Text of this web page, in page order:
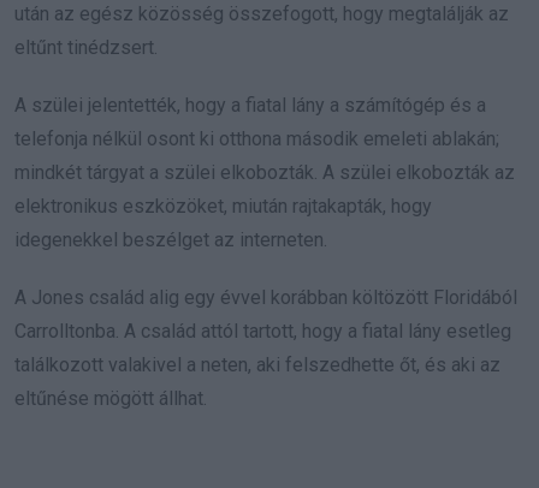
után az egész közösség összefogott, hogy megtalálják az
eltűnt tinédzsert.
A szülei jelentették, hogy a fiatal lány a számítógép és a
telefonja nélkül osont ki otthona második emeleti ablakán;
mindkét tárgyat a szülei elkobozták. A szülei elkobozták az
elektronikus eszközöket, miután rajtakapták, hogy
idegenekkel beszélget az interneten.
A Jones család alig egy évvel korábban költözött Floridából
Carrolltonba. A család attól tartott, hogy a fiatal lány esetleg
találkozott valakivel a neten, aki felszedhette őt, és aki az
eltűnése mögött állhat.